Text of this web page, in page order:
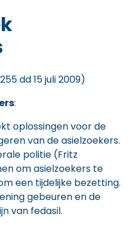
dd 15 juli 2009)
:
oplossingen voor de
van de asielzoekers.
politie (Fritz
om asielzoekers te
een tijdelijke bezetting.
gebeuren en de
van fedasil.